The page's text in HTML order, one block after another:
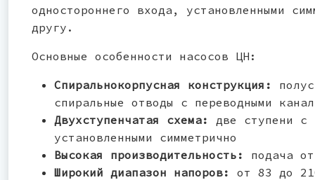
одностороннего входа, установленными
другу.
Основные особенности насосов ЦН:
Спиральнокорпусная конструкция:
спиральные отводы с переводными
Двухступенчатая схема: две ступени с
установленными симметрично
Высокая производительность: подача
Широкий диапазон напоров: от 83 до